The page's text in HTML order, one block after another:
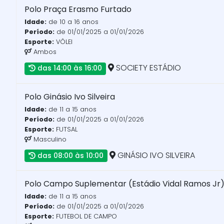
Polo Praça Erasmo Furtado
Idade: de 10 a 16 anos
Período: de 01/01/2025 a 01/01/2026
Esporte: VÔLEI
Ambos
das 14:00 às 16:00 SOCIETY ESTÁDIO
Polo Ginásio Ivo Silveira
Idade: de 11 a 15 anos
Período: de 01/01/2025 a 01/01/2026
Esporte: FUTSAL
Masculino
das 08:00 às 10:00 GINÁSIO IVO SILVEIRA
Polo Campo Suplementar (Estádio Vidal Ramos Jr)
Idade: de 11 a 15 anos
Período: de 01/01/2025 a 01/01/2026
Esporte: FUTEBOL DE CAMPO